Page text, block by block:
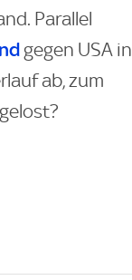
Parallel
gegen USA in
ab, zum